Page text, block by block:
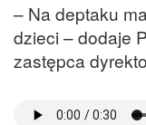
– Na deptaku
dzieci – dodaje
zastępca